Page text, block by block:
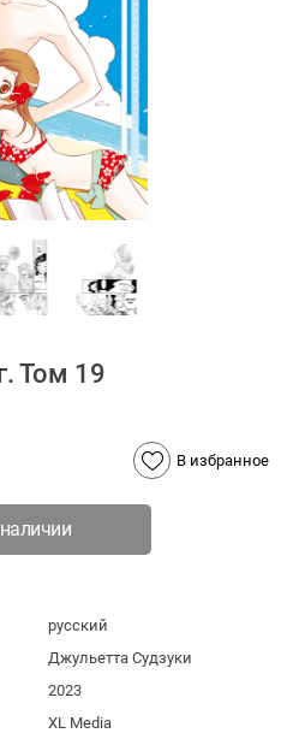
Том 19
В избранное
русский
Джульетта Судзуки
2023
XL Media